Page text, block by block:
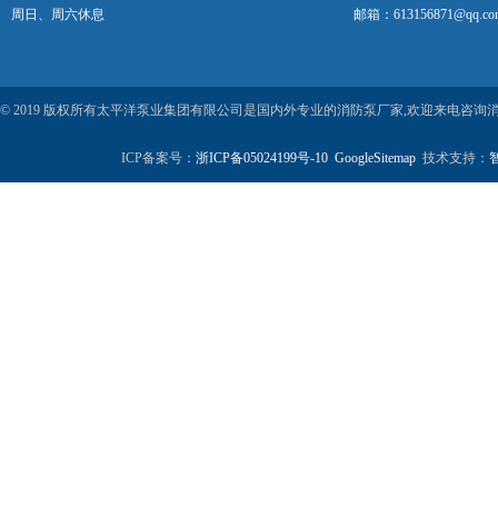
周日、周六休息 邮箱：
© 2019 版权所有太平洋泵业集团有限公司是国内外专业的消防泵厂家,欢迎来电咨询
ICP备案号： 浙ICP备05024199号-10 GoogleSitemap 技术支持：